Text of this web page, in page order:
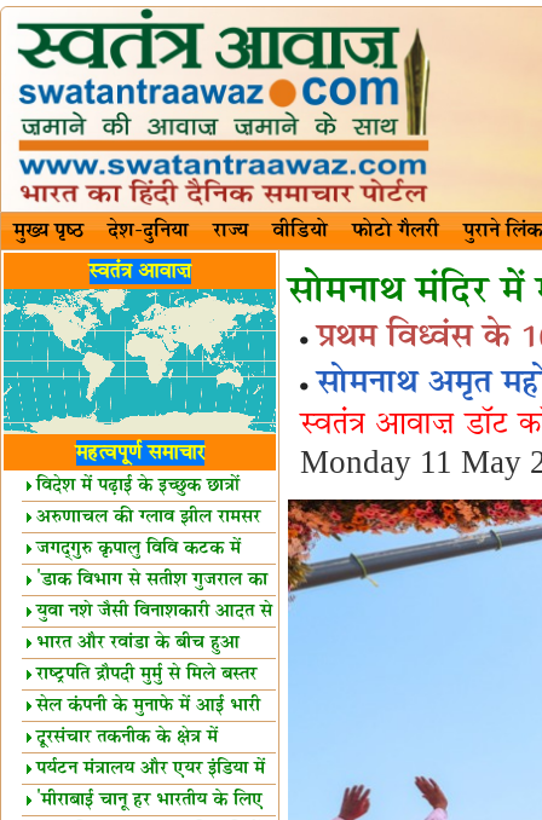
मुख्य पृष्ठ देश-दुनिया राज्य वीडियो फोटो गैलरी पुराने लिंक
स्वतंत्र आवाज़
महत्वपूर्ण समाचार
विदेश में पढ़ाई के इच्छुक छात्रों
केलिए खुशखबरी!
अरुणाचल की ग्लाव झील रामसर
स्थल घोषित
जगद्गुरु कृपालु विवि कटक में
शैक्षिक सत्र शुरू
'डाक विभाग से सतीश गुजराल का
रिश्ता गहरा'
युवा नशे जैसी विनाशकारी आदत से
दूर रहें-मोदी
भारत और रवांडा के बीच हुआ
व्यापार विस्तार
राष्ट्रपति द्रौपदी मुर्मु से मिले बस्तर
के प्रतिनिधि
सेल कंपनी के मुनाफे में आई भारी
उछाल!
दूरसंचार तकनीक के क्षेत्र में
उत्कृष्टता पुरस्कार
पर्यटन मंत्रालय और एयर इंडिया में
समझौता
'मीराबाई चानू हर भारतीय के लिए
सोमनाथ मंदिर
प्रथम विध्वंस के
सोमनाथ अमृत
स्वतंत्र आवाज़ डॉट
Monday 11 May